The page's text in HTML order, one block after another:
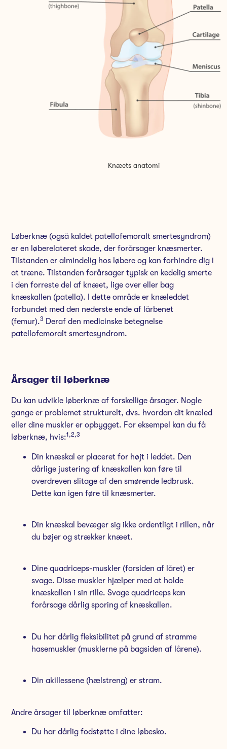
Knæets anatomi
Løberknæ (også kaldet patellofemoralt smertesyndrom)
er en løberelateret skade, der forårsager knæsmerter.
Tilstanden er almindelig hos løbere og kan forhindre dig i
at træne. Tilstanden forårsager typisk en kedelig smerte
i den forreste del af knæet, lige over eller bag
knæskallen (patella). I dette område er knæleddet
forbundet med den nederste ende af lårbenet
(femur).3 Deraf den medicinske betegnelse
patellofemoralt smertesyndrom.
Årsager til løberknæ
Du kan udvikle løberknæ af forskellige årsager. Nogle
gange er problemet strukturelt, dvs. hvordan dit knæled
eller dine muskler er opbygget. For eksempel kan du få
løberknæ, hvis:1,2,3
Din knæskal er placeret for højt i leddet. Den
dårlige justering af knæskallen kan føre til
overdreven slitage af den smørende ledbrusk.
Dette kan igen føre til knæsmerter.
Din knæskal bevæger sig ikke ordentligt i rillen, når
du bøjer og strækker knæet.
Dine quadriceps-muskler (forsiden af låret) er
svage. Disse muskler hjælper med at holde
knæskallen i sin rille. Svage quadriceps kan
forårsage dårlig sporing af knæskallen.
Du har dårlig fleksibilitet på grund af stramme
hasemuskler (musklerne på bagsiden af lårene).
Din akillessene (hælstreng) er stram.
Andre årsager til løberknæ omfatter:
Du har dårlig fodstøtte i dine løbesko.